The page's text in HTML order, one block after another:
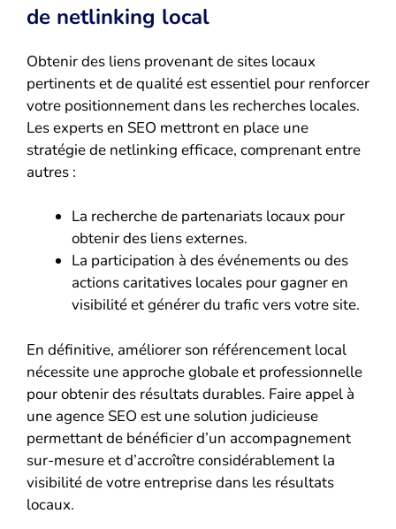
de netlinking local
Obtenir des liens provenant de sites locaux
pertinents et de qualité est essentiel pour renforcer
votre positionnement dans les recherches locales.
Les experts en SEO mettront en place une
stratégie de netlinking efficace, comprenant entre
autres :
La recherche de partenariats locaux pour
obtenir des liens externes.
La participation à des événements ou des
actions caritatives locales pour gagner en
visibilité et générer du trafic vers votre site.
En définitive, améliorer son référencement local
nécessite une approche globale et professionnelle
pour obtenir des résultats durables. Faire appel à
une agence SEO est une solution judicieuse
permettant de bénéficier d’un accompagnement
sur-mesure et d’accroître considérablement la
visibilité de votre entreprise dans les résultats
locaux.